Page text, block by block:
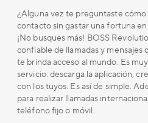
¿Alguna vez te preguntaste
contacto sin gastar una fortuna
¡No busques más! BOSS
confiable de llamadas y
te brinda acceso al mundo. Es
servicio: descarga la aplicación,
con los tuyos. Es así de simple.
para realizar llamadas
teléfono fijo o móvil.